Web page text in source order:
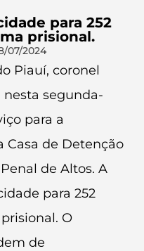
para 252
prisional.
07/2024
Piauí, coronel
nesta segunda-
para a
Casa de Detenção
de Altos. A
para 252
O
de